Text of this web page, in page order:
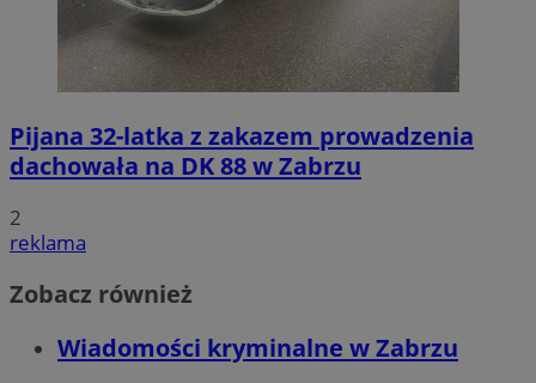
Pijana 32-latka z zakazem prowadzenia
dachowała na DK 88 w Zabrzu
2
reklama
Zobacz również
Wiadomości kryminalne w Zabrzu